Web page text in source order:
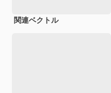
関連ベクトル